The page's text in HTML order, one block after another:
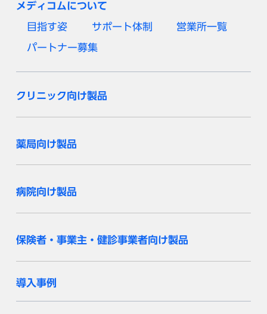
メディコムについて
目指す姿 サポート体制 営業所一覧
パートナー募集
クリニック向け製品
薬局向け製品
病院向け製品
保険者・事業主・健診事業者向け製品
導入事例